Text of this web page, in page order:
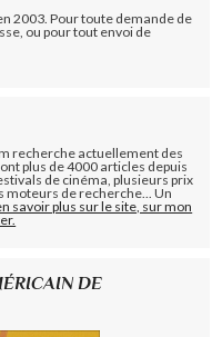
2003. Pour toute demande de
ou pour tout envoi de
recherche actuellement des
plus de 4000 articles depuis
de cinéma, plusieurs prix
moteurs de recherche... Un
savoir plus sur le site, sur mon
DE